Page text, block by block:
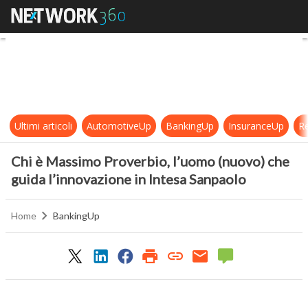
Chi è Massimo Proverbio, l’uomo
Ultimi articoli AutomotiveUp BankingUp InsuranceUp
Chi è Massimo Proverbio, l’uomo (nuovo) che
guida l’innovazione in Intesa Sanpaolo
Home BankingUp